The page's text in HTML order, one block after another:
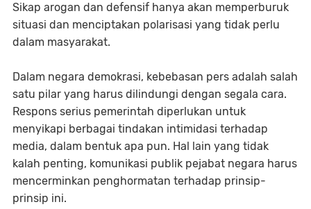
Sikap arogan dan defensif hanya akan memperburuk
situasi dan menciptakan polarisasi yang tidak perlu
dalam masyarakat.
Dalam negara demokrasi, kebebasan pers adalah salah
satu pilar yang harus dilindungi dengan segala cara.
Respons serius pemerintah diperlukan untuk
menyikapi berbagai tindakan intimidasi terhadap
media, dalam bentuk apa pun. Hal lain yang tidak
kalah penting, komunikasi publik pejabat negara harus
mencerminkan penghormatan terhadap prinsip-
prinsip ini.